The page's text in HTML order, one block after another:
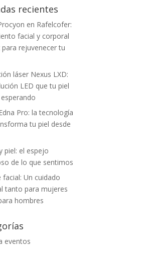
recientes
en Rafelcofer:
facial y corporal
para rejuvenecer tu
láser Nexus LXD:
LED que tu piel
Pro: la tecnología
tu piel desde
piel: el espejo
de lo que sentimos
facial: Un cuidado
tanto para mujeres
hombres
eventos